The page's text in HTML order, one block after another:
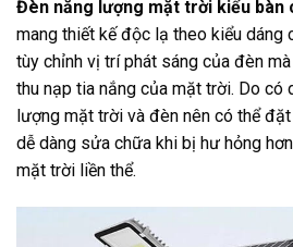
Đèn năng lượng mặt trời kiểu bàn
mang thiết kế độc lạ theo kiểu dáng
tùy chỉnh vị trí phát sáng của đèn
thu nạp tia nắng của mặt trời. Do có
lượng mặt trời và đèn nên có thể
dễ dàng sửa chữa khi bị hư hỏng
mặt trời liền thể.